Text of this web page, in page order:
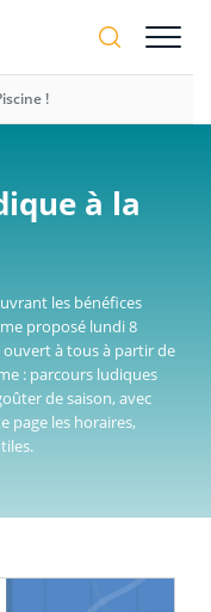
!
à la
les bénéfices
proposé lundi 8
à tous à partir de
: parcours ludiques
de saison, avec
page les horaires,